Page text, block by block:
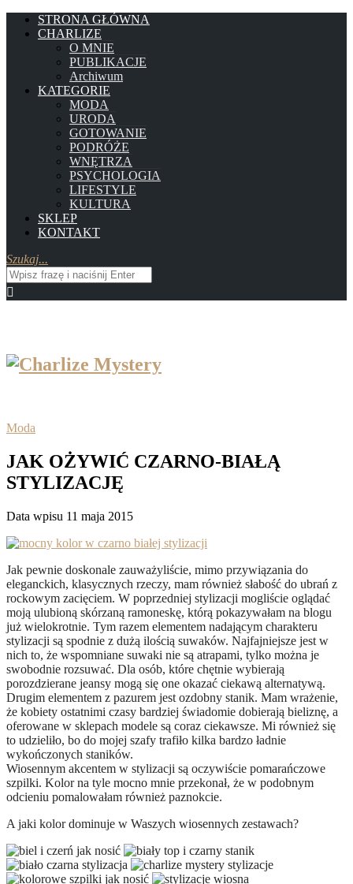
STRONA GŁÓWNA
CHARLIZE
O MNIE
PUBLIKACJE
Archiwum
KATEGORIE
MODA
URODA
GOTOWANIE
PODRÓŻE
WNĘTRZA
PSYCHOLOGIA
LIFESTYLE
KULTURA
SKLEP
KONTAKT
Szukaj...
Moda
JAK OŻYWIĆ CZARNO-BIAŁĄ
STYLIZACJĘ
Data wpisu 11 maja 2015
Jak pewnie doskonale zauważyliście, mimo przywiązania do
eleganckich, klasycznych rzeczy, mam również słabość do ubrań z
rockowym zacięciem. W poprzedniej stylizacji mogliście oglądać
moją ulubioną skórzaną ramoneskę, którą pokazywałam na blogu
już wielokrotnie. Tym razem elementem nadającym charakteru
stylizacji są spodnie z dużą ilością suwaków. Najfajniejsze jest w
nich to, że wspomniane suwaki nie są atrapami, tylko można je
swobodnie rozsuwać. Dla osób, które chętnie wybierają
porozdzierane jeansy mogą się one okazać ciekawą alternatywą.
Drugim elementem z pazurem jest ozdobny stanik. Mam wrażenie,
że kobiety ostatnimi czasy bardziej świadomie dobierają bieliznę, a
oferowane w sklepach modele są coraz ciekawsze. Mi również się
to udzieliło, bo do mojej szafy trafiło kilka bardzo ładnie
wykończonych staników.
Wiosennym akcentem w stylizacji są oczywiście pomarańczowe
szpilki. Kolor na tyle mocno mnie przekonał, że w podobnym
odcieniu pomalowałam również paznokcie.
A jaki kolor dominuje w Waszych wiosennych zestawach?